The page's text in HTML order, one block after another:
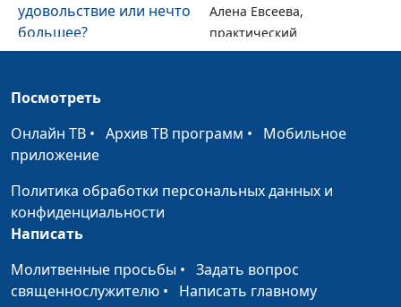
удовольствие или нечто
большее?
Алена Евсеева,
практический
психолог
Сепарация: пора
уходить от родителей?
практический
Цифровая зависимость:
как она влияет на нашу
психику
Юлия Синицына,
Как стать
Юлия Синицына,
Посмотреть
Онлайн ТВ • Архив ТВ программ • Мобильное
приложение
Политика обработки персональных данных и
конфиденциальности
Написать
Молитвенные просьбы • Задать вопрос
священнослужителю • Написать главному